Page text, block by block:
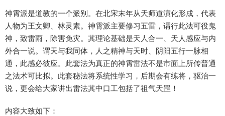
神霄派是道教的一个派别。在北宋末年从天师道演化形成，代表
人物为王文卿、林灵素。神霄派主要修习五雷，谓行此法可役鬼
神，致雷雨，除害免灾。其理论基础是天人合一、天人感应与内
外合一说。谓天与我同体，人之精神与天时、阴阳五行一脉相
通，此感必彼应。此套法为真正的神霄雷法不是市面上所传普通
之法术可比拟。此套秘法将系统性学习，后期会有练将，驱治一
说，更会给大家讲出雷法其中口工包括了祖气天罡！
内容大致如下：